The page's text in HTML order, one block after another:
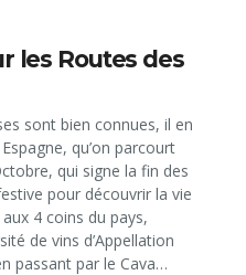
les Routes des
sont bien connues, il en
qu’on parcourt
qui signe la fin des
pour découvrir la vie
4 coins du pays,
de vins d’Appellation
passant par le Cava…